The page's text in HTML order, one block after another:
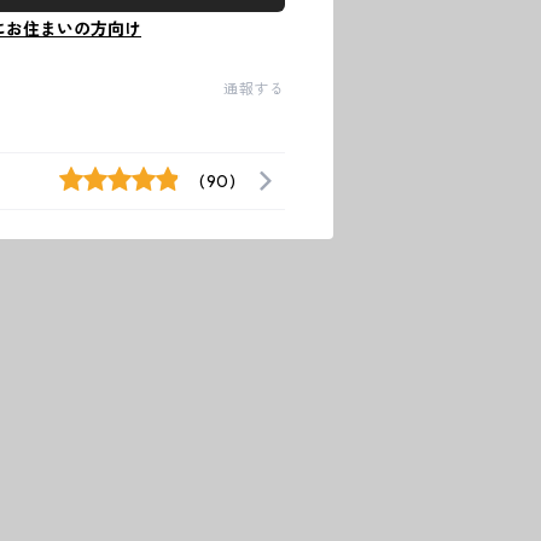
お住まいの方向け
通報する
(90)